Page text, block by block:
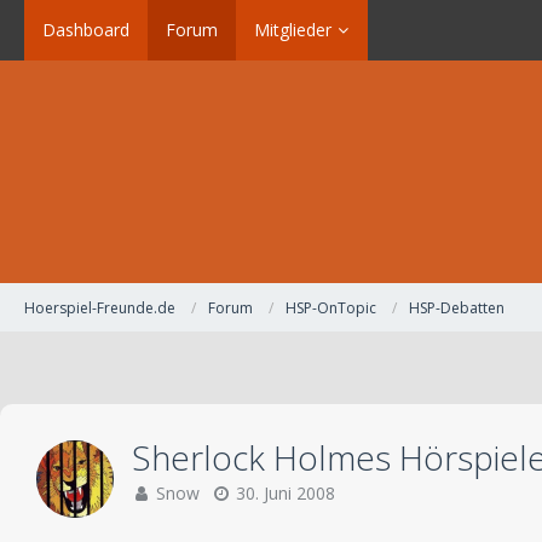
Dashboard Forum Mitglieder
Hoerspiel-Freunde.de Forum HSP-OnTopic HSP-Debatten
Sherlock Holmes
Snow 30. Juni 2008